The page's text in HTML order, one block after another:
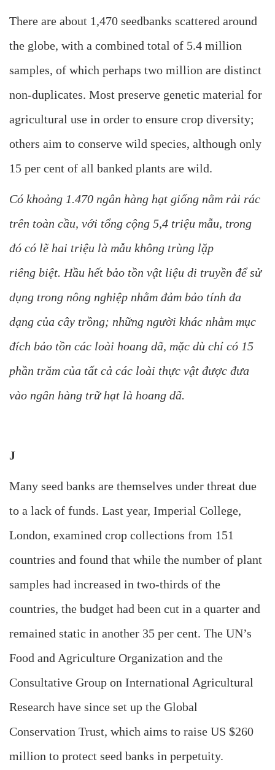
There are about 1,470 seedbanks scattered around
the globe, with a combined total of 5.4 million
samples, of which perhaps two million are distinct
non-duplicates. Most preserve genetic material for
agricultural use in order to ensure crop diversity;
others aim to conserve wild species, although only
15 per cent of all banked plants are wild.
Có khoảng 1.470 ngân hàng hạt giống nằm rải rác
trên toàn cầu, với tổng cộng 5,4 triệu mẫu, trong
đó có lẽ hai triệu là mẫu không trùng lặp
riêng biệt. Hầu hết bảo tồn vật liệu di truyền để sử
dụng trong nông nghiệp nhằm đảm bảo tính đa
dạng của cây trồng; những người khác nhằm mục
đích bảo tồn các loài hoang dã, mặc dù chỉ có 15
phần trăm của tất cả các loài thực vật được đưa
vào ngân hàng trữ hạt là hoang dã.
J
Many seed banks are themselves under threat due
to a lack of funds. Last year, Imperial College,
London, examined crop collections from 151
countries and found that while the number of plant
samples had increased in two-thirds of the
countries, the budget had been cut in a quarter and
remained static in another 35 per cent. The UN’s
Food and Agriculture Organization and the
Consultative Group on International Agricultural
Research have since set up the Global
Conservation Trust, which aims to raise US $260
million to protect seed banks in perpetuity.